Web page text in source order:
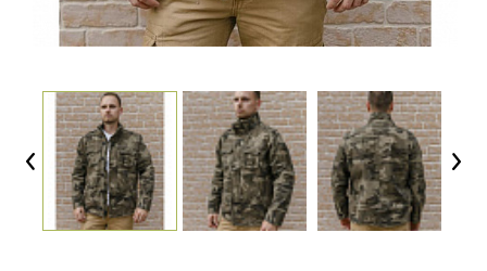
Previous Next